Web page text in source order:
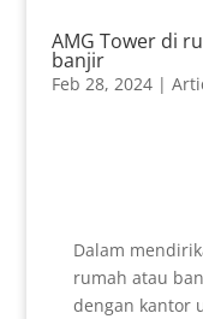
AMG Tower di
banjir
Feb 28, 2024|
Dalam
rumah atau
dengan kantor